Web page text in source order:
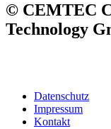
© CEMTEC
Technology
Datenschutz
Impressum
Kontakt